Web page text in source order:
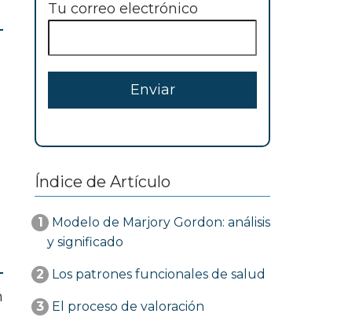
Tu correo electrónico
Índice de Artículo
1
Modelo de Marjory Gordon: análisis
y significado
2 Los patrones funcionales de salud
3 El proceso de valoración